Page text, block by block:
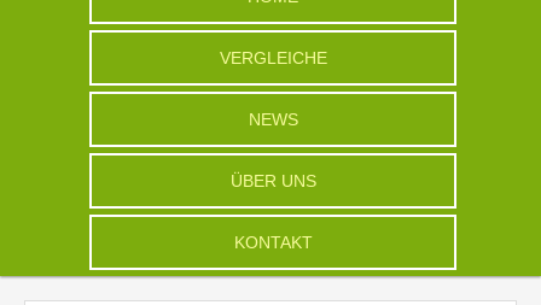
VERGLEICHE
NEWS
ÜBER UNS
KONTAKT